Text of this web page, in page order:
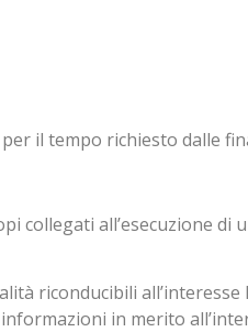
il tempo richiesto dalle
collegati all’esecuzione
riconducibili
in merito